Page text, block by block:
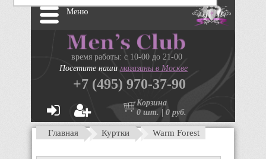
Меню
время работы: с 10-00 до 21-00
Посетите нашимагазины в Москве
+7 (495) 970-37-90
Корзина
0 шт. | 0 руб.
Главная Куртки Warm Forest